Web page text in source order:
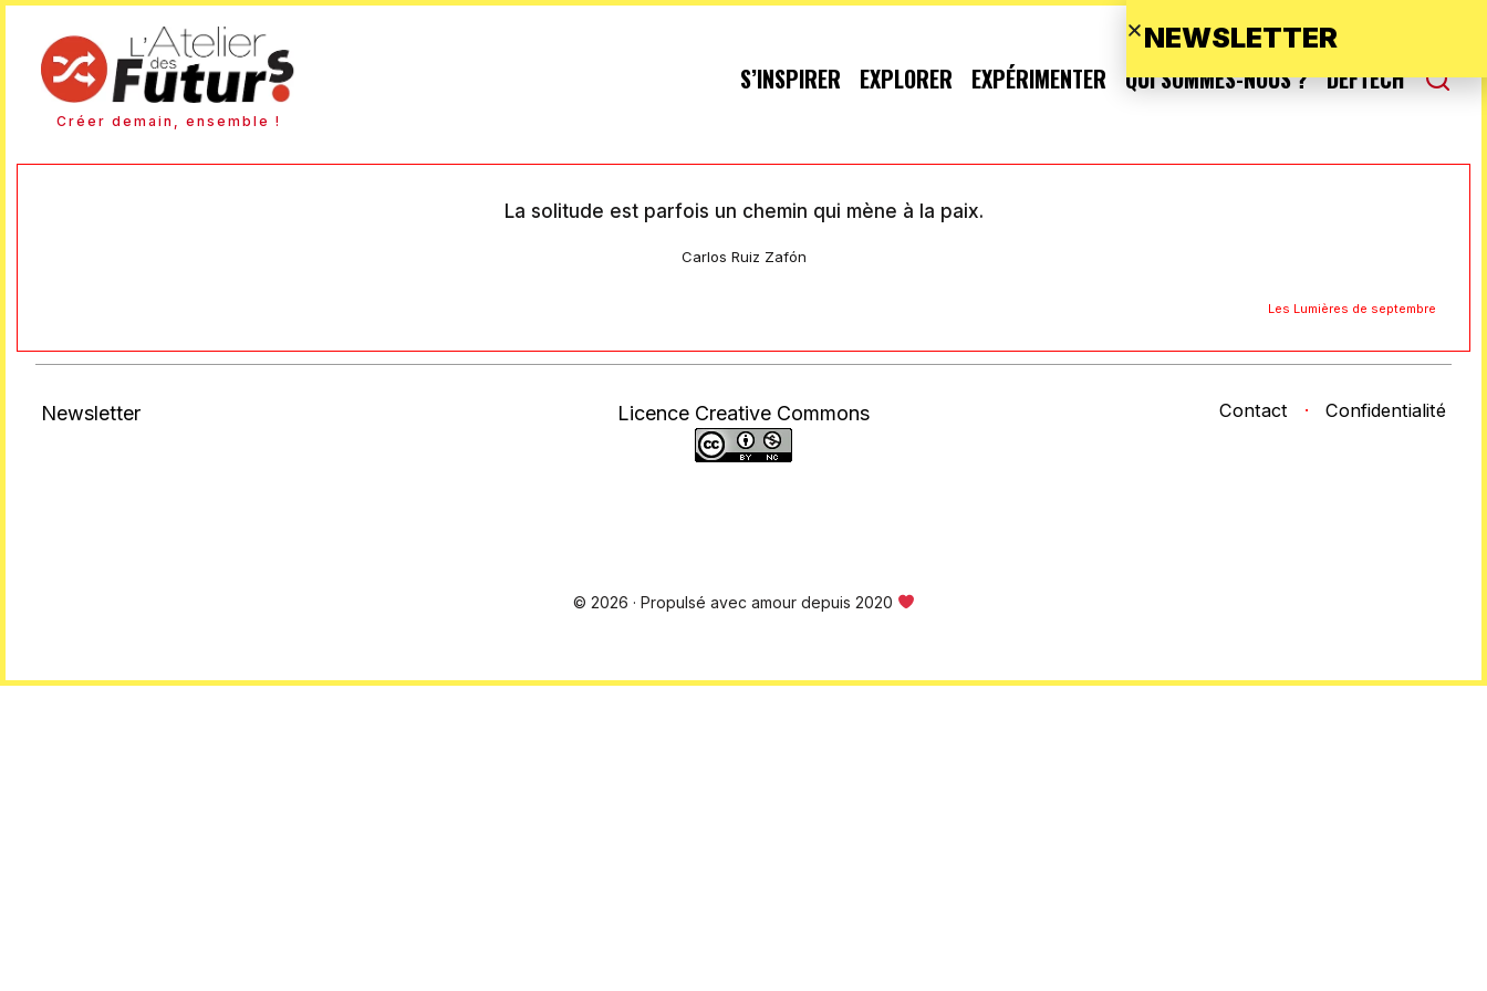
Créer demain, ensemble !
S’INSPIRER EXPLORER EXPÉRIMENTER QUI SOMMES-NOUS ? DEFTECH
La solitude est parfois un chemin qui mène à la paix.
Carlos Ruiz Zafón
Les Lumières de septembre
Newsletter Licence Creative Commons Contact · Confidentialité
© 2026 · Propulsé avec amour depuis 2020
NEWSLETTER